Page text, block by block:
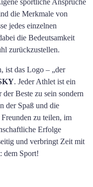
sportliche Ansprüche
die Merkmale von
jedes einzelnen
die Bedeutsamkeit
zurückzustellen.
ist das Logo – „der
. Jeder Athlet ist ein
Beste zu sein sondern
der Spaß und die
zu teilen, im
Erfolge
und verbringt Zeit mit
dem Sport!